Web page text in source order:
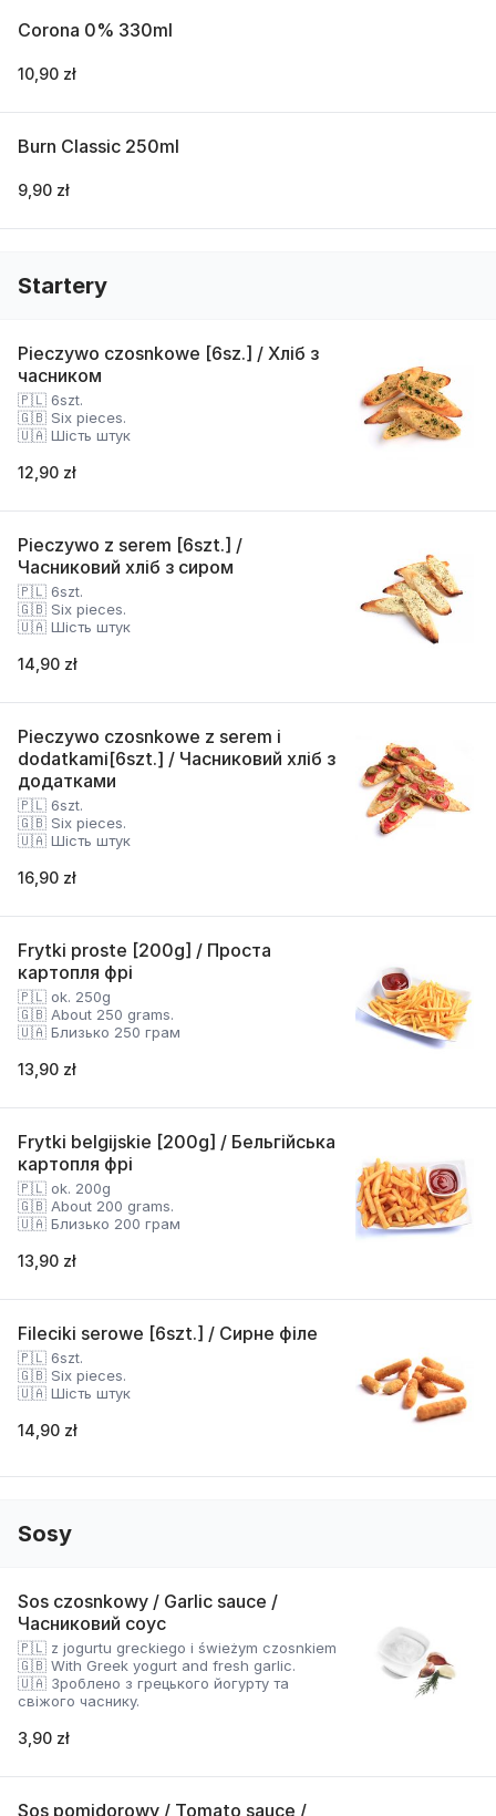
Corona 0% 330ml
10,90 zł
Burn Classic 250ml
9,90 zł
Startery
Pieczywo czosnkowe [6sz.] / Хліб з
часником
🇵🇱 6szt.
🇬🇧 Six pieces.
🇺🇦 Шість штук
12,90 zł
Pieczywo z serem [6szt.] /
Часниковий хліб з сиром
🇵🇱 6szt.
🇬🇧 Six pieces.
🇺🇦 Шість штук
14,90 zł
Pieczywo czosnkowe z serem i
dodatkami[6szt.] / Часниковий хліб з
додатками
🇵🇱 6szt.
🇬🇧 Six pieces.
🇺🇦 Шість штук
16,90 zł
Frytki proste [200g] / Проста
картопля фрі
🇵🇱 ok. 250g
🇬🇧 About 250 grams.
🇺🇦 Близько 250 грам
13,90 zł
Frytki belgijskie [200g] / Бельгійська
картопля фрі
🇵🇱 ok. 200g
🇬🇧 About 200 grams.
🇺🇦 Близько 200 грам
13,90 zł
Fileciki serowe [6szt.] / Сирне філе
🇵🇱 6szt.
🇬🇧 Six pieces.
🇺🇦 Шість штук
14,90 zł
Sosy
Sos czosnkowy / Garlic sauce /
Часниковий соус
🇵🇱 z jogurtu greckiego i świeżym czosnkiem
🇬🇧 With Greek yogurt and fresh garlic.
🇺🇦 Зроблено з грецького йогурту та
свіжого часнику.
3,90 zł
Sos pomidorowy / Tomato sauce /